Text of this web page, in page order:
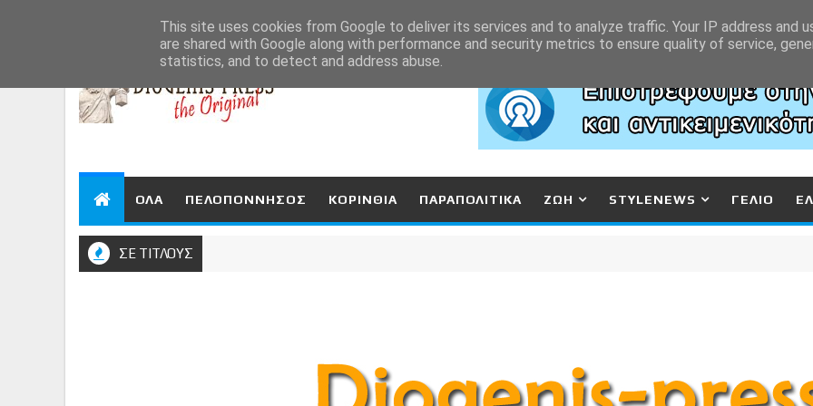
ΟΛΑ ΠΕΛΟΠΟΝΝΗΣΟΣ ΚΟΡΙΝΘΙΑ ΠΑΡΑΠΟΛΙΤΙΚΑ ΖΩΗ STYLENEWS ΓΕΛΙΟ
ΣΕ ΤΙΤΛΟΥΣ
This site uses cookies from Google to deliver its services and to analyze traffic. Your IP address and
are shared with Google along with performance and security metrics to ensure quality of service,
statistics, and to detect and address abuse.